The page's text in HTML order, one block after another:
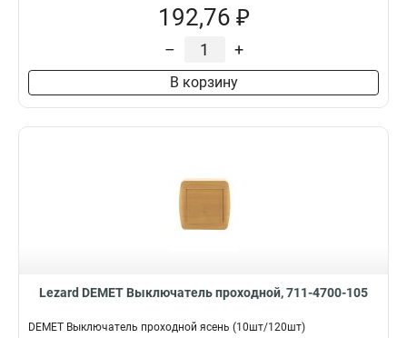
192,76 ₽
– +
В корзину
Lezard DEMET Выключатель проходной, 711-4700-105
DEMET Выключатель проходной ясень (10шт/120шт)